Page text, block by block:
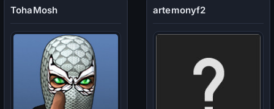
TohaMosh artemonyf2